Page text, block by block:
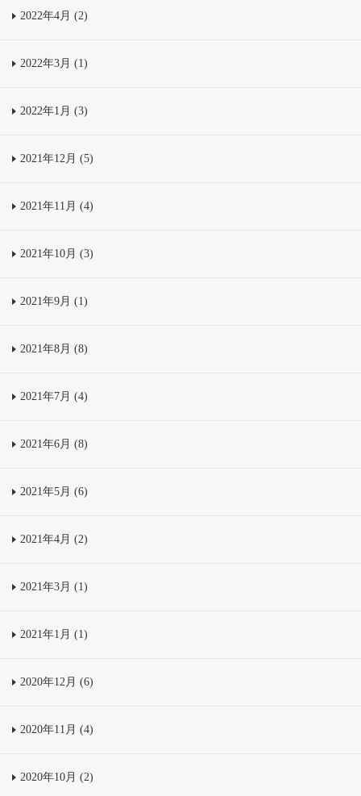
2022年4月 (2)
2022年3月 (1)
2022年1月 (3)
2021年12月 (5)
2021年11月 (4)
2021年10月 (3)
2021年9月 (1)
2021年8月 (8)
2021年7月 (4)
2021年6月 (8)
2021年5月 (6)
2021年4月 (2)
2021年3月 (1)
2021年1月 (1)
2020年12月 (6)
2020年11月 (4)
2020年10月 (2)